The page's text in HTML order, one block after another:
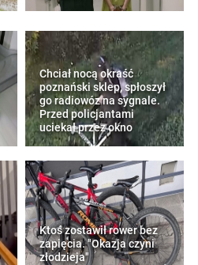
Chciał nocą okraść
poznański sklep, spłoszył
go radiowóz na sygnale.
Przed policjantami
uciekał przez okno
Ktoś zostawił rower bez
zapięcia. "Okazja czyni
złodzieja"